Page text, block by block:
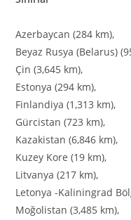
Azerbaycan (284 km),
Beyaz Rusya (Belarus)
Çin (3,645 km),
Estonya (294 km),
Finlandiya (1,313 km),
Gürcistan (723 km),
Kazakistan (6,846 km),
Kuzey Kore (19 km),
Litvanya (217 km),
Letonya -Kaliningrad
Moğolistan (3,485 km),